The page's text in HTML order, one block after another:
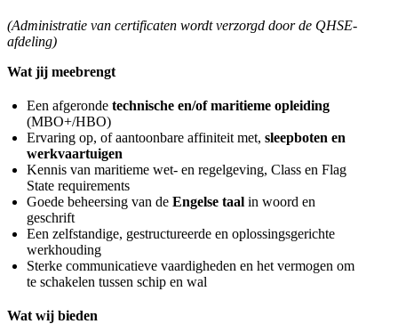
(Administratie van certificaten wordt verzorgd door de QHSE-
afdeling)
Wat jij meebrengt
Een afgerondetechnische en/of maritieme opleiding
(MBO+/HBO)
Ervaring op, of aantoonbare affiniteit met,sleepboten en
werkvaartuigen
Kennis van maritieme wet- en regelgeving, Class en Flag
State requirements
Goede beheersing van deEngelse taalin woord en
geschrift
Een zelfstandige, gestructureerde en oplossingsgerichte
werkhouding
Sterke communicatieve vaardigheden en het vermogen om
te schakelen tussen schip en wal
Wat wij bieden